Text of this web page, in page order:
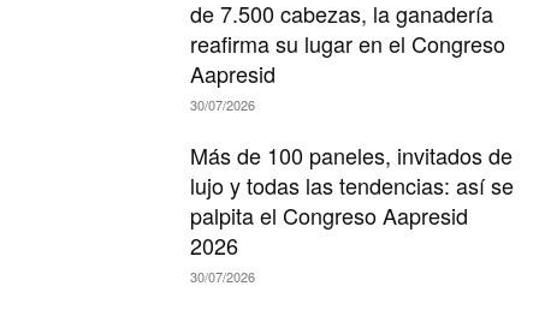
de 7.500 cabezas, la ganadería
reafirma su lugar en el Congreso
Aapresid
30/07/2026
Más de 100 paneles, invitados de
lujo y todas las tendencias: así se
palpita el Congreso Aapresid
2026
30/07/2026